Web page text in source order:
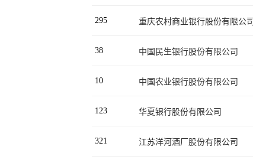
295 重庆农村商业银行股份有限公司
38 中国民生银行股份有限公司
10 中国农业银行股份有限公司
123 华夏银行股份有限公司
321 江苏洋河酒厂股份有限公司